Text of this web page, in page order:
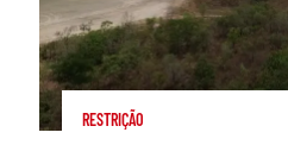
RESTRIÇÃO